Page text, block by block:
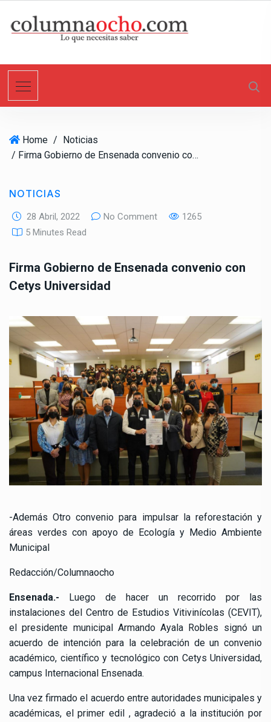
t
Home / Noticias
/ Firma Gobierno de Ensenada convenio con Cetys Universidad
NOTICIAS
28 Abril, 2022 No Comment
1265
5 Minutes Read
Firma Gobierno de Ensenada convenio con
Cetys Universidad
-Además Otro convenio para impulsar la reforestación y
áreas verdes con apoyo de Ecología y Medio Ambiente
Municipal
Redacción/Columnaocho
Ensenada.- Luego de hacer un recorrido por las
instalaciones del Centro de Estudios Vitivinícolas (CEVIT),
el presidente municipal Armando Ayala Robles signó un
acuerdo de intención para la celebración de un convenio
académico, científico y tecnológico con Cetys Universidad,
campus Internacional Ensenada.
Una vez firmado el acuerdo entre autoridades municipales y
académicas, el primer edil , agradeció a la institución por